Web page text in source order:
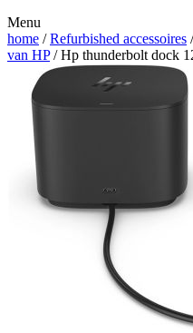
Menu
home /Refurbished accessoires
van HP/ Hp thunderbolt dock